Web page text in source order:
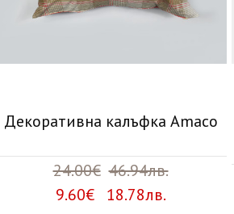
Декоративна калъфка Amaco
24.00€ 46.94лв.
9.60€ 18.78лв.